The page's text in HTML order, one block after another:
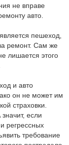
не вправе
авто.
пешеход,
ремонт. Сам же
лишается этого
и авто
он не может им
страховки.
если
регрессных
требование